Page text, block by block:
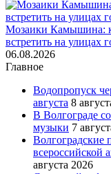
Мозаики Камышина:
встретить на улицах
06.08.2026
Главное
Водопропуск
августа 8
В Волгограде
музыки 7
Волгоградские
всероссийской
августа 2026